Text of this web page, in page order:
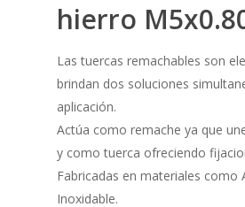
hierro
Las tuercas remachables son
brindan dos soluciones
aplicación.
Actúa como remache ya que
y como tuerca ofreciendo
Fabricadas en materiales como
Inoxidable.